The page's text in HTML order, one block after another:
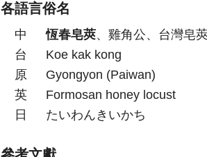
各語言俗名
中 恆春皂莢、雞角公、台灣皂
台
Koe kak kong
原
Gyongyon (Paiwan)
英
Formosan honey locust
日
たいわんきいかち